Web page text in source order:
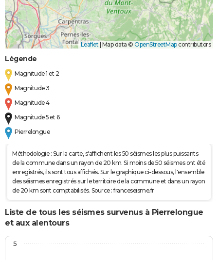
Leaflet | Map data © OpenStreetMapcontributors
Légende
Magnitude 1 et 2
Magnitude 3
Magnitude 4
Magnitude 5 et 6
Pierrelongue
Méthodologie : Sur la carte, s'affichent les 50 séismes les plus puissants
de la commune dans un rayon de 20 km. Si moins de 50 séismes ont été
enregistrés, ils sont tous affichés. Sur le graphique ci-dessous, l'ensemble
des séismes enregistrés sur le territoire de la commune et dans un rayon
de 20 km sont comptabilisés. Source : franceseisme.fr
Liste de tous les séismes survenus à Pierrelongue
et aux alentours
5